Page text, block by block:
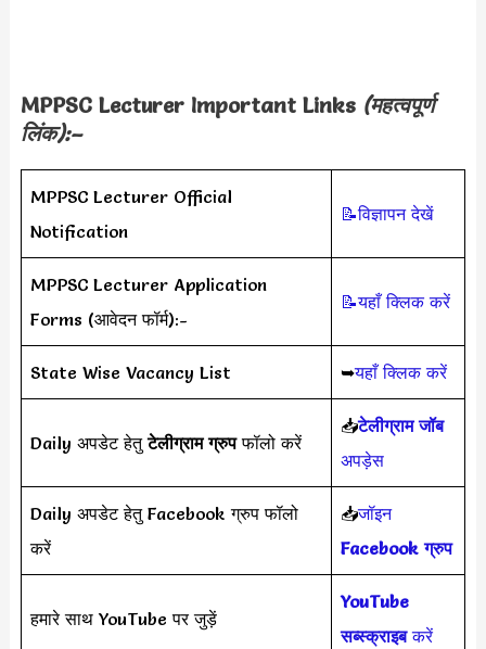
MPPSC Lecturer Important Links (महत्वपूर्ण
लिंक):–
MPPSC Lecturer Official
Notification
📝विज्ञापन देखें
MPPSC Lecturer Application
Forms (आवेदन फॉर्म):-
📝यहाँ क्लिक करें
State Wise Vacancy List ➥यहाँ क्लिक करें
Daily अपडेट हेतुटेलीग्राम ग्रुपफॉलो करें
📥टेलीग्राम जॉब
अपड़ेस
Daily अपडेट हेतु Facebook ग्रुप फॉलो
करें
📥जॉइन
Facebook ग्रुप
हमारे साथ YouTube पर जुड़ें
YouTube
सब्स्क्राइबकरें